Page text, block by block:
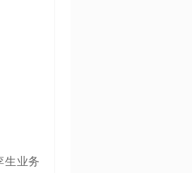
生业务